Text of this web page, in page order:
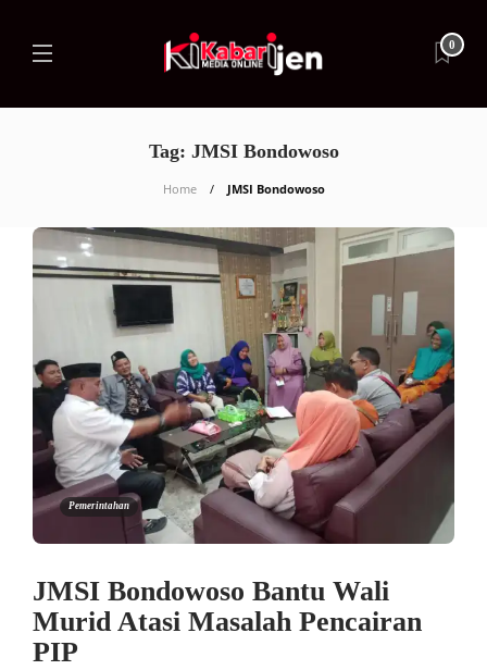
0
Tag: JMSI Bondowoso
Home JMSI Bondowoso
Pemerintahan
JMSI Bondowoso Bantu Wali
Murid Atasi Masalah Pencairan
PIP